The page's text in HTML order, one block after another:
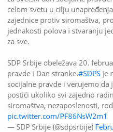
celom svetu u cilju
zajednice protiv siromaštva,
jednakosti polova i stvaranju
za sve.
SDP Srbije obeležava 20.
pravde i Dan stranke.#SDPS je
socijalne pravde i verujemo da
postići ukoliko svi zajedno
siromaštva, nezaposlenosti,
pic.twitter.com/PF86NsW2m1
— SDP Srbije (@sdpsrbije)